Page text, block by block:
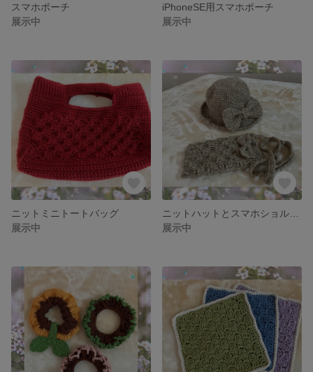
スマホポーチ
展示中
iPhoneSE用スマホポーチ
展示中
ニットミニトートバッグ
展示中
展示中